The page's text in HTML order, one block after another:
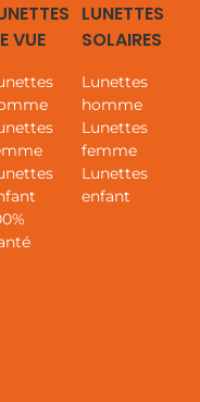
VUE
LUNETTES
SOLAIRES
Lunettes
homme
Lunettes
femme
Lunettes
enfant